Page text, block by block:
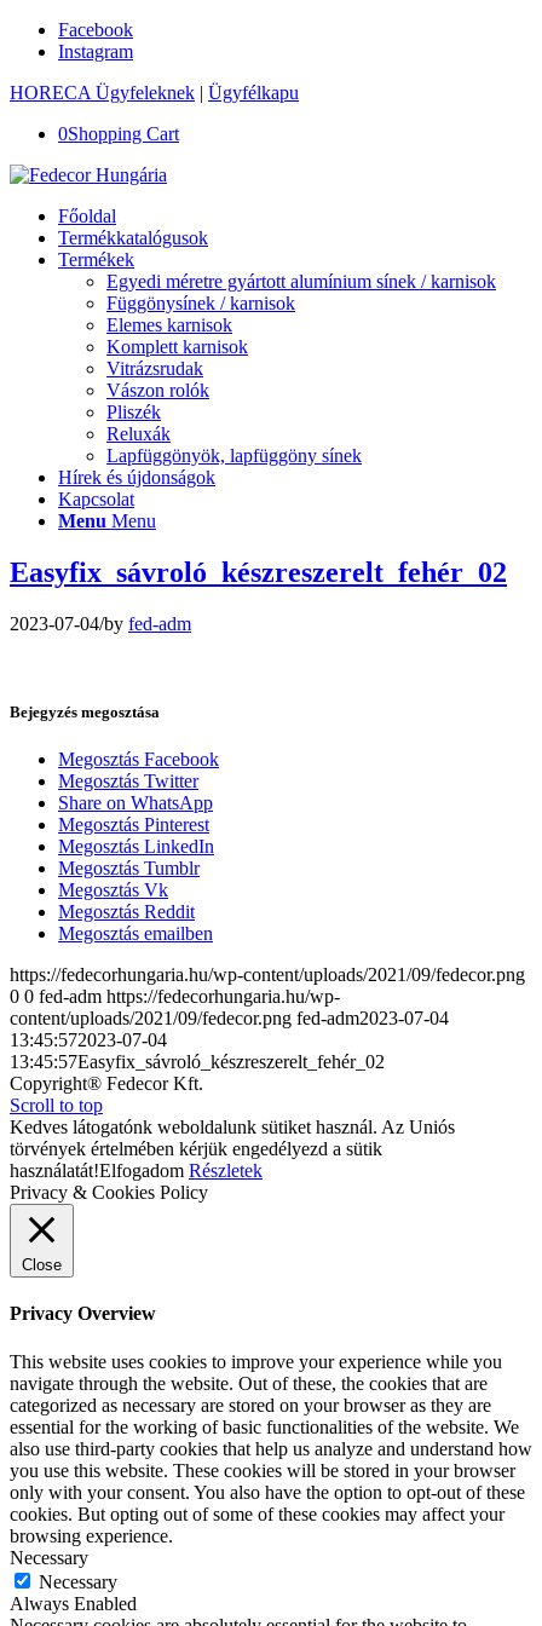
Facebook
Instagram
HORECA Ügyfeleknek | Ügyfélkapu
0Shopping Cart
Főoldal
Termékkatalógusok
Termékek
Egyedi méretre gyártott alumínium sínek / karnisok
Függönysínek / karnisok
Elemes karnisok
Komplett karnisok
Vitrázsrudak
Vászon rolók
Pliszék
Reluxák
Lapfüggönyök, lapfüggöny sínek
Hírek és újdonságok
Kapcsolat
Menu Menu
Easyfix_sávroló_készreszerelt_fehér_02
2023-07-04/by fed-adm
Bejegyzés megosztása
Megosztás Facebook
Megosztás Twitter
Share on WhatsApp
Megosztás Pinterest
Megosztás LinkedIn
Megosztás Tumblr
Megosztás Vk
Megosztás Reddit
Megosztás emailben
https://fedecorhungaria.hu/wp-content/uploads/2021/09/fedecor.png
0 0 fed-adm https://fedecorhungaria.hu/wp-
content/uploads/2021/09/fedecor.png fed-adm2023-07-04
13:45:572023-07-04
13:45:57Easyfix_sávroló_készreszerelt_fehér_02
Copyright® Fedecor Kft.
Scroll to top
Kedves látogatónk weboldalunk sütiket használ. Az Uniós
törvények értelmében kérjük engedélyezd a sütik
használatát!Elfogadom Részletek
Privacy & Cookies Policy
Close
Privacy Overview
This website uses cookies to improve your experience while you
navigate through the website. Out of these, the cookies that are
categorized as necessary are stored on your browser as they are
essential for the working of basic functionalities of the website. We
also use third-party cookies that help us analyze and understand how
you use this website. These cookies will be stored in your browser
only with your consent. You also have the option to opt-out of these
cookies. But opting out of some of these cookies may affect your
browsing experience.
Necessary
Necessary
Always Enabled